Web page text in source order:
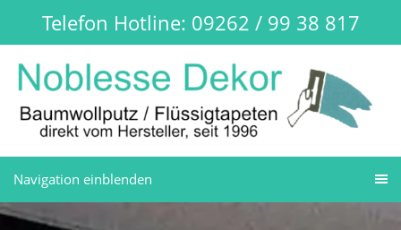
Telefon Hotline: 09262 / 99 38 817
Navigation einblenden